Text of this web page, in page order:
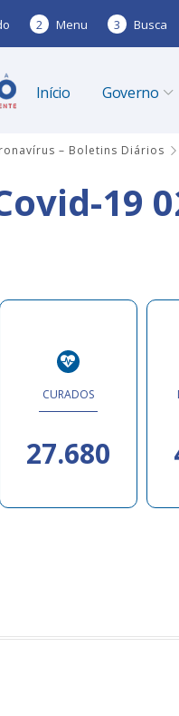
2 Menu 3 Busca
Início Governo
– Boletins Diários
19
CURADOS
27.680